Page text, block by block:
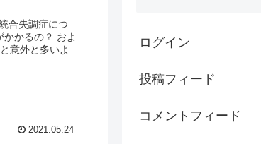
合失調症につ
かるの？ およ
意外と多いよ
2021.05.24
ログイン
投稿フィード
コメントフィード